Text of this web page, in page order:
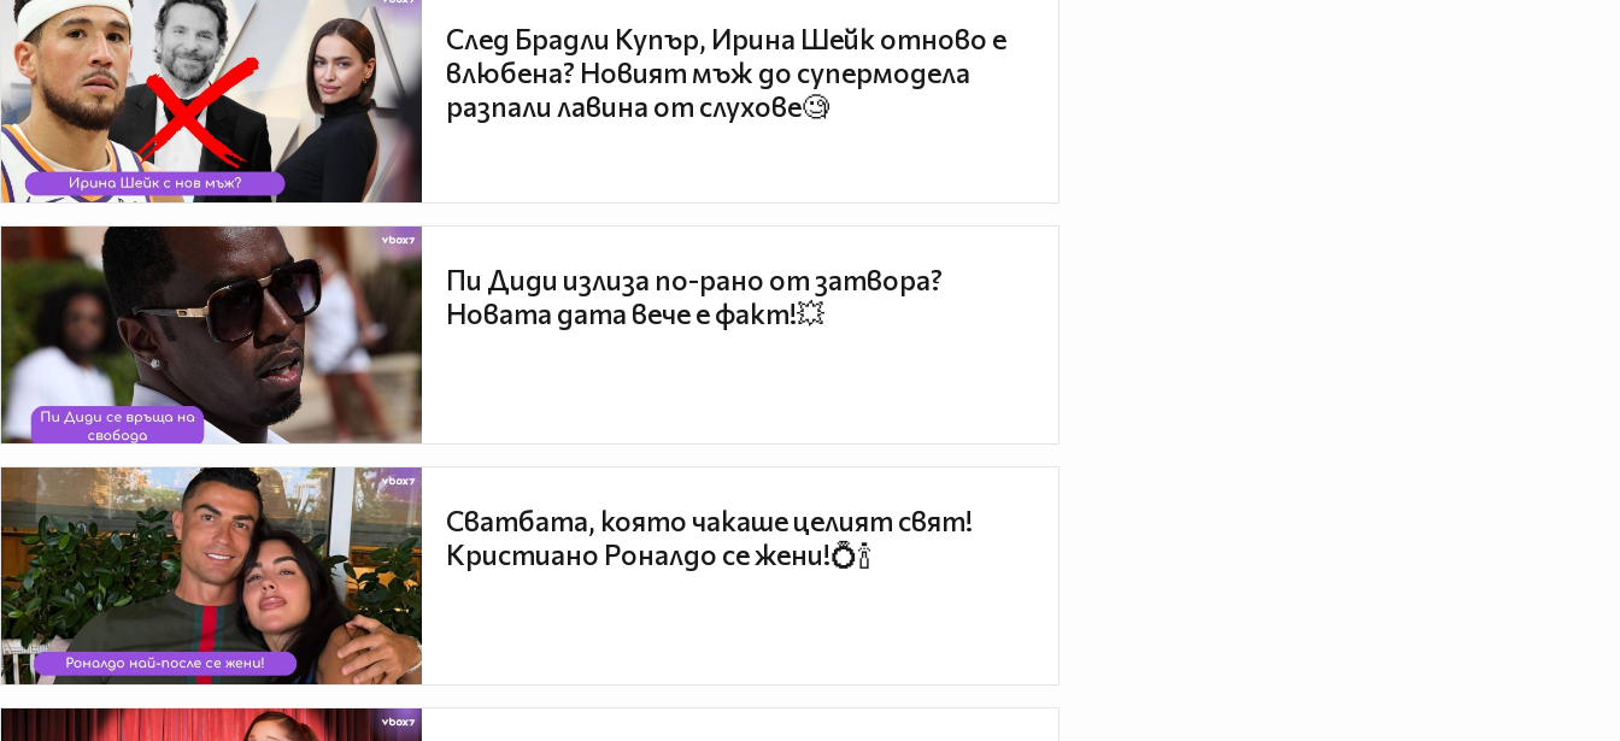
След Брадли Купър, Ирина Шейк отново е
влюбена? Новият мъж до супермодела
разпали лавина от слухове🧐
Пи Диди излиза по-рано от затвора?
Новата дата вече е факт!💥
Сватбата, която чакаше целият свят!
Кристиано Роналдо се жени!💍🍾